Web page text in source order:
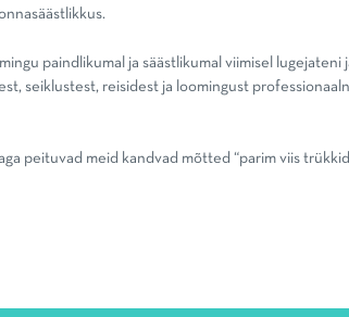
paindlikumal ja säästlikumal viimisel
seiklustest, reisidest ja loomingust
peituvad meid kandvad mõtted “parim viis